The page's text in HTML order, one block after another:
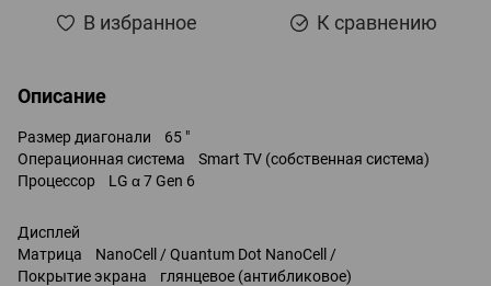
В избранное К сравнению
Описание
Размер диагонали 65 "
Операционная система Smart TV (собственная система)
Процессор LG α 7 Gen 6
Дисплей
Матрица NanoCell / Quantum Dot NanoCell /
Покрытие экрана глянцевое (антибликовое)